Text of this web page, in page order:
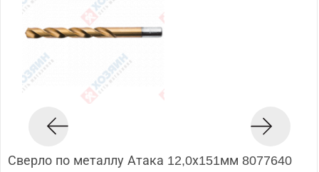
Сверло по металлу Атака 12,0х151мм 8077640